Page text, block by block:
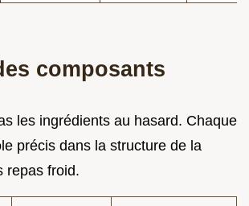
composants
les ingrédients au hasard. Chaque
précis dans la structure de la
repas froid.